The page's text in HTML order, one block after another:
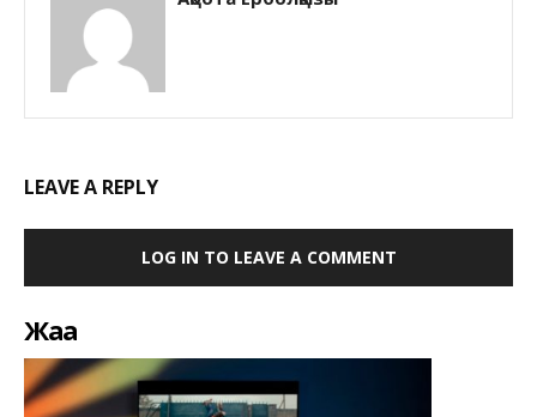
LEAVE A REPLY
LOG IN TO LEAVE A COMMENT
Жаңа